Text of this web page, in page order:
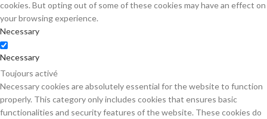
cookies. But opting out of some of these cookies may have an effect on
your browsing experience.
Necessary
Necessary
Toujours activé
Necessary cookies are absolutely essential for the website to function
properly. This category only includes cookies that ensures basic
functionalities and security features of the website. These cookies do